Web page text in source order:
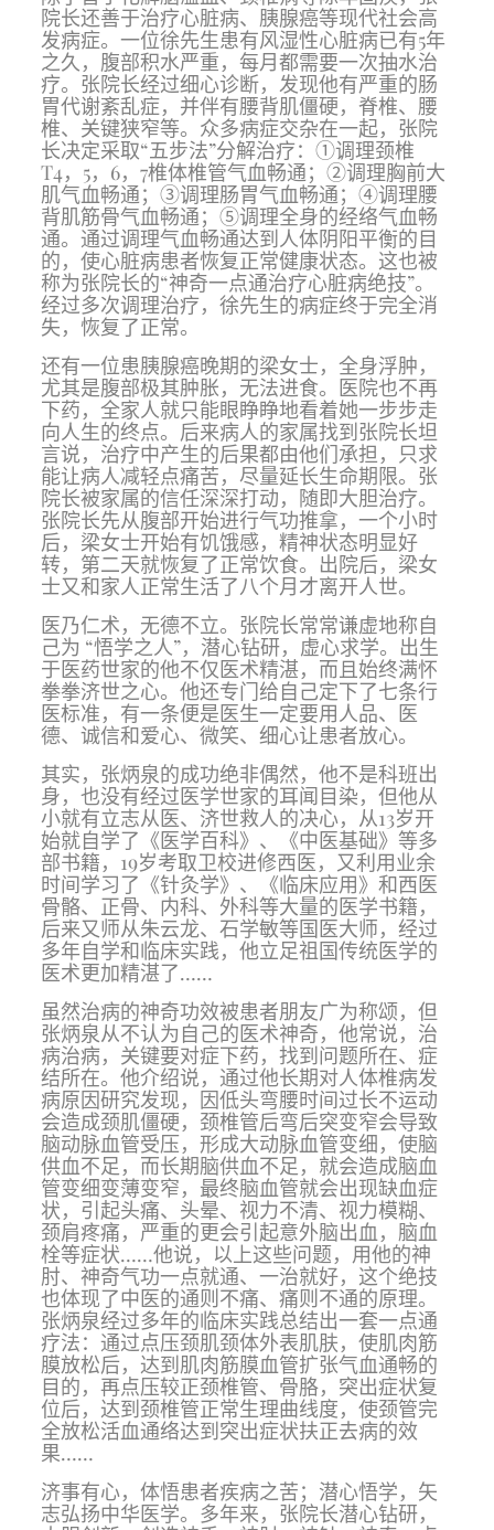
院长还善于治疗心脏病、胰腺癌等现代社会高
发病症。一位徐先生患有风湿性心脏病已有5年
之久，腹部积水严重，每月都需要一次抽水治
疗。张院长经过细心诊断，发现他有严重的肠
胃代谢紊乱症，并伴有腰背肌僵硬，脊椎、腰
椎、关键狭窄等。众多病症交杂在一起，张院
长决定采取“五步法”分解治疗：①调理颈椎
T4，5，6，7椎体椎管气血畅通；②调理胸前大
肌气血畅通；③调理肠胃气血畅通；④调理腰
背肌筋骨气血畅通；⑤调理全身的经络气血畅
通。通过调理气血畅通达到人体阴阳平衡的目
的，使心脏病患者恢复正常健康状态。这也被
称为张院长的“神奇一点通治疗心脏病绝技”。
经过多次调理治疗，徐先生的病症终于完全消
失，恢复了正常。
还有一位患胰腺癌晚期的梁女士，全身浮肿，
尤其是腹部极其肿胀，无法进食。医院也不再
下药，全家人就只能眼睁睁地看着她一步步走
向人生的终点。后来病人的家属找到张院长坦
言说，治疗中产生的后果都由他们承担，只求
能让病人减轻点痛苦，尽量延长生命期限。张
院长被家属的信任深深打动，随即大胆治疗。
张院长先从腹部开始进行气功推拿，一个小时
后，梁女士开始有饥饿感，精神状态明显好
转，第二天就恢复了正常饮食。出院后，梁女
士又和家人正常生活了八个月才离开人世。
医乃仁术，无德不立。张院长常常谦虚地称自
己为 “悟学之人”，潜心钻研，虚心求学。出生
于医药世家的他不仅医术精湛，而且始终满怀
拳拳济世之心。他还专门给自己定下了七条行
医标准，有一条便是医生一定要用人品、医
德、诚信和爱心、微笑、细心让患者放心。
其实，张炳泉的成功绝非偶然，他不是科班出
身，也没有经过医学世家的耳闻目染，但他从
小就有立志从医、济世救人的决心，从13岁开
始就自学了《医学百科》、《中医基础》等多
部书籍，19岁考取卫校进修西医，又利用业余
时间学习了《针灸学》、《临床应用》和西医
骨骼、正骨、内科、外科等大量的医学书籍，
后来又师从朱云龙、石学敏等国医大师，经过
多年自学和临床实践，他立足祖国传统医学的
医术更加精湛了……
虽然治病的神奇功效被患者朋友广为称颂，但
张炳泉从不认为自己的医术神奇，他常说，治
病治病，关键要对症下药，找到问题所在、症
结所在。他介绍说，通过他长期对人体椎病发
病原因研究发现，因低头弯腰时间过长不运动
会造成颈肌僵硬，颈椎管后弯后突变窄会导致
脑动脉血管受压，形成大动脉血管变细，使脑
供血不足，而长期脑供血不足，就会造成脑血
管变细变薄变窄，最终脑血管就会出现缺血症
状，引起头痛、头晕、视力不清、视力模糊、
颈肩疼痛，严重的更会引起意外脑出血，脑血
栓等症状……他说，以上这些问题，用他的神
肘、神奇气功一点就通、一治就好，这个绝技
也体现了中医的通则不痛、痛则不通的原理。
张炳泉经过多年的临床实践总结出一套一点通
疗法：通过点压颈肌颈体外表肌肤，使肌肉筋
膜放松后，达到肌肉筋膜血管扩张气血通畅的
目的，再点压较正颈椎管、骨胳，突出症状复
位后，达到颈椎管正常生理曲线度，使颈管完
全放松活血通络达到突出症状扶正去病的效
果……
济事有心，体悟患者疾病之苦；潜心悟学，矢
志弘扬中华医学。多年来，张院长潜心钻研，